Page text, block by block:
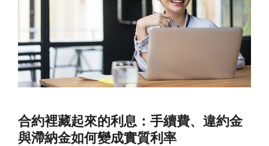
合約裡藏起來的利息：手續費、違約金
與滯納金如何變成實質利率